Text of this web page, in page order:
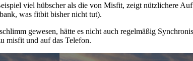
viel hübscher als die von Misfit, zeigt nützlichere
was fitbit bisher nicht tut).
gewesen, hätte es nicht auch regelmäßig
misfit und auf das Telefon.